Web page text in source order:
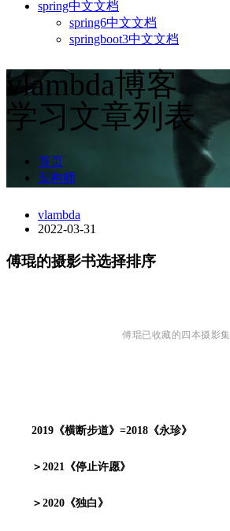
spring中文文档
spring6中文文档
springboot3中文文档
vlambda博客
学习文章列表
首页
架构师
vlambda
2022-03-31
傅琨的摄影书选择排序
傅琨已收藏的四本摄影集
2019《横断步道》=2018《永珍》
＞2021《停止许愿》
＞2020《独白》